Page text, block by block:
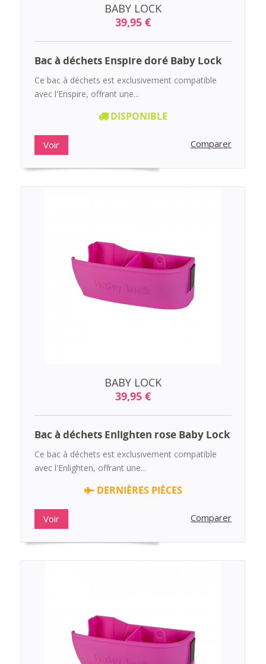
BABY LOCK
39,95 €
Bac à déchets Enspire doré Baby Lock
Ce bac à déchets est exclusivement compatible
avec l'Enspire, offrant une...
DISPONIBLE
Voir Comparer
BABY LOCK
39,95 €
Bac à déchets Enlighten rose Baby Lock
Ce bac à déchets est exclusivement compatible
avec l'Enlighten, offrant une...
DERNIÈRES PIÈCES
Voir Comparer